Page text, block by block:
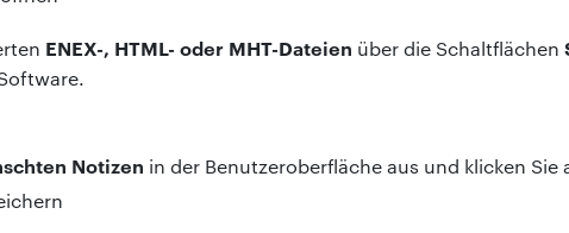
ENEX-, HTML- oder MHT-Dateien über die Schaltflächen
Notizen in der Benutzeroberfläche aus und klicken Sie